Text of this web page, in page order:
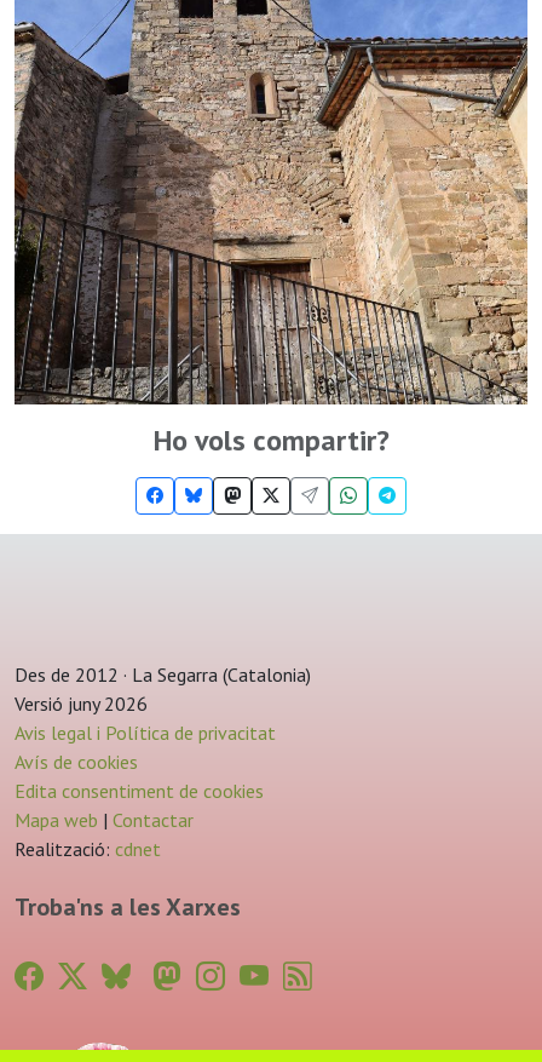
Ho vols compartir?
Des de 2012 · La Segarra (Catalonia)
Versió juny 2026
Avis legal i Política de privacitat
Avís de cookies
Edita consentiment de cookies
Mapa web | Contactar
Realització: cdnet
Troba'ns a les Xarxes